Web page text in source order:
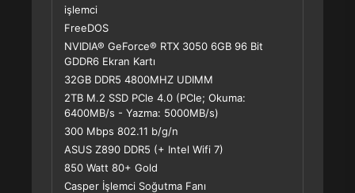
işlemci
FreeDOS
NVIDIA® GeForce® RTX 3050 6GB 96 Bit
GDDR6 Ekran Kartı
32GB DDR5 4800MHZ UDIMM
2TB M.2 SSD PCle 4.0 (PCle; Okuma:
6400MB/s - Yazma: 5000MB/s)
300 Mbps 802.11 b/g/n
ASUS Z890 DDR5 (+ Intel Wifi 7)
850 Watt 80+ Gold
Casper İşlemci Soğutma Fanı